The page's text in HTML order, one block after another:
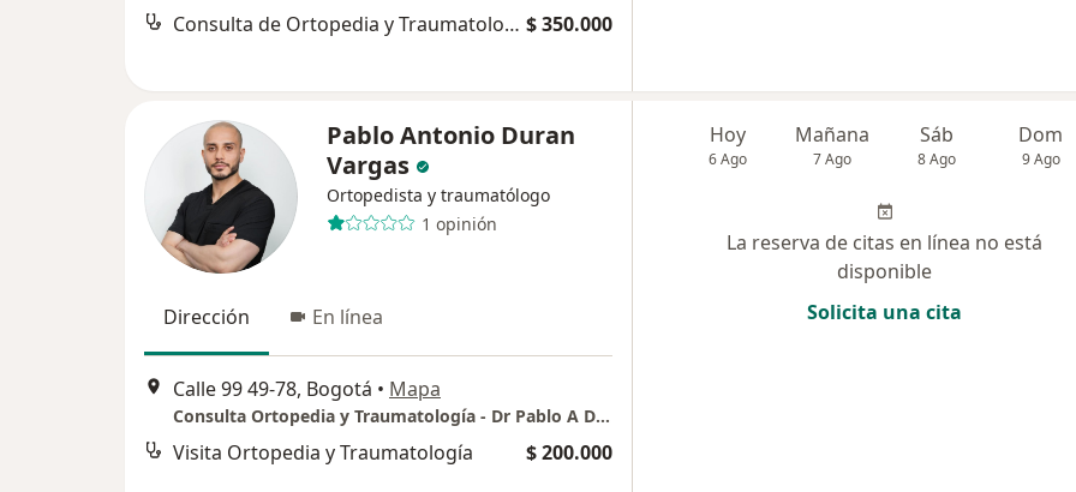
Consulta de Ortopedia y Traumatología $ 350.000
Pablo Antonio Duran
Vargas
Ortopedista y traumatólogo
1 opinión
Dirección En línea
Calle 99 49-78, Bogotá • Mapa
Consulta Ortopedia y Traumatología - Dr Pablo A Durán Vargas
Visita Ortopedia y Traumatología $ 200.000
Hoy
6 Ago
Mañana
7 Ago
Sáb
8 Ago
Dom
9 Ago
La reserva de citas en línea no está
disponible
Solicita una cita